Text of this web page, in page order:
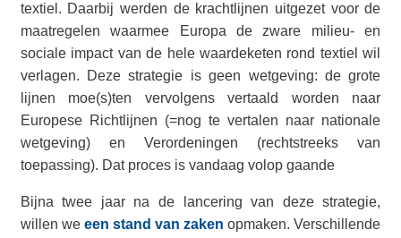
textiel. Daarbij werden de krachtlijnen uitgezet voor de
maatregelen waarmee Europa de zware milieu- en
sociale impact van de hele waardeketen rond textiel wil
verlagen. Deze strategie is geen wetgeving: de grote
lijnen moe(s)ten vervolgens vertaald worden naar
Europese Richtlijnen (=nog te vertalen naar nationale
wetgeving) en Verordeningen (rechtstreeks van
toepassing). Dat proces is vandaag volop gaande
Bijna twee jaar na de lancering van deze strategie,
willen we een stand van zaken opmaken. Verschillende